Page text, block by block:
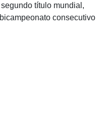
título mundial,
consecutivo